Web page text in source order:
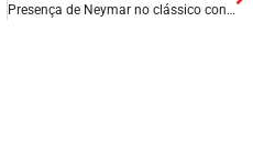
Presença de Neymar no clássico contra o Corinthians impacta o preço dos ingressos.